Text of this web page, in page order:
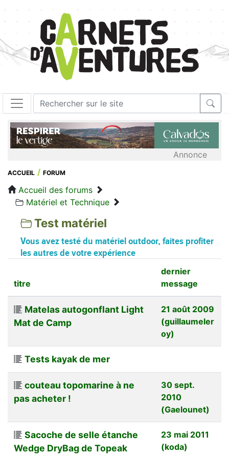
Annonce
ACCUEIL FORUM
Accueil des forums
Matériel et Technique
Test matériel
Vous avez testé du matériel outdoor, faites profiter
les autres de votre expérience
titre
dernier
message
Matelas autogonflant Light
Mat de Camp
21 août 2009
(guillaumeler
oy)
Tests kayak de mer
couteau topomarine à ne
pas acheter !
30 sept.
2010
(Gaelounet)
Sacoche de selle étanche
Wedge DryBag de Topeak
23 mai 2011
(koda)